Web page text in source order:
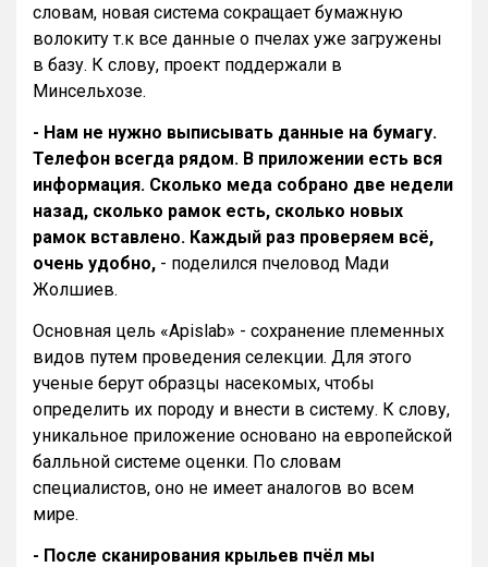
словам, новая система сокращает бумажную
волокиту т.к все данные о пчелах уже загружены
в базу. К слову, проект поддержали в
Минсельхозе.
- Нам не нужно выписывать данные на бумагу.
Телефон всегда рядом. В приложении есть вся
информация. Сколько меда собрано две недели
назад, сколько рамок есть, сколько новых
рамок вставлено. Каждый раз проверяем всё,
очень удобно, - поделился пчеловод Мади
Жолшиев.
Основная цель «Apislab» - сохранение племенных
видов путем проведения селекции. Для этого
ученые берут образцы насекомых, чтобы
определить их породу и внести в систему. К слову,
уникальное приложение основано на европейской
балльной системе оценки. По словам
специалистов, оно не имеет аналогов во всем
мире.
- После сканирования крыльев пчёл мы